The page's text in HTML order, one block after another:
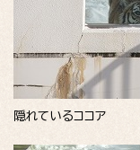
隠れているココア